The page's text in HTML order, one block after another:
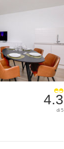
4.3
di 5